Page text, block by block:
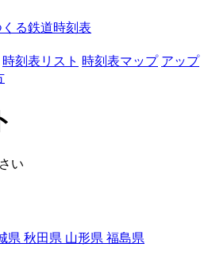
る鉄道時刻表
時刻表リスト 時刻表マップ アップ
い
県 秋田県 山形県 福島県